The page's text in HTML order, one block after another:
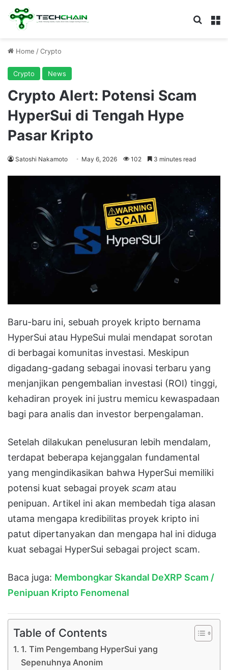
Home /Crypto
Crypto News
Crypto Alert: Potensi Scam
HyperSui di Tengah Hype
Pasar Kripto
Satoshi Nakamoto May 6, 2026 102 3 minutes read
Baru-baru ini, sebuah proyek kripto bernama
HyperSui atau HypeSui mulai mendapat sorotan
di berbagai komunitas investasi. Meskipun
digadang-gadang sebagai inovasi terbaru yang
menjanjikan pengembalian investasi (ROI) tinggi,
kehadiran proyek ini justru memicu kewaspadaan
bagi para analis dan investor berpengalaman.
Setelah dilakukan penelusuran lebih mendalam,
terdapat beberapa kejanggalan fundamental
yang mengindikasikan bahwa HyperSui memiliki
potensi kuat sebagai proyek scam atau
penipuan. Artikel ini akan membedah tiga alasan
utama mengapa kredibilitas proyek kripto ini
patut dipertanyakan dan mengapa hal ini diduga
kuat sebagai HyperSui sebagai project scam.
Baca juga: Membongkar Skandal DeXRP Scam /
Penipuan Kripto Fenomenal
Table of Contents
1. Tim Pengembang HyperSui yang
Sepenuhnya Anonim